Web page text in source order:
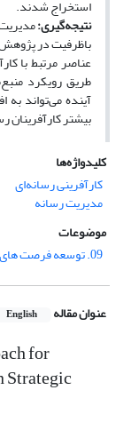
استخراج شدند.
نتیجه‌گیری:
باظرفیت در
عناصر مرتبط با
طریق رویکرد
آینده می‌تواند
بیشتر
کلیدواژه‌ها
کارآفرینی رسانه‌ای
مدیریت رسانه
موضوعات
09. توسعه فرصت های کسب و کار و کارآفرینی
عنوان مقاله English
for